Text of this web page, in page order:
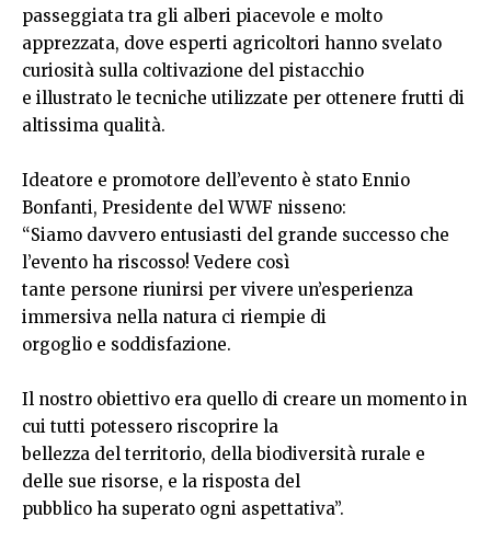
passeggiata tra gli alberi piacevole e molto
apprezzata, dove esperti agricoltori hanno svelato
curiosità sulla coltivazione del pistacchio
e illustrato le tecniche utilizzate per ottenere frutti di
altissima qualità.
Ideatore e promotore dell’evento è stato Ennio
Bonfanti, Presidente del WWF nisseno:
“Siamo davvero entusiasti del grande successo che
l’evento ha riscosso! Vedere così
tante persone riunirsi per vivere un’esperienza
immersiva nella natura ci riempie di
orgoglio e soddisfazione.
Il nostro obiettivo era quello di creare un momento in
cui tutti potessero riscoprire la
bellezza del territorio, della biodiversità rurale e
delle sue risorse, e la risposta del
pubblico ha superato ogni aspettativa”.